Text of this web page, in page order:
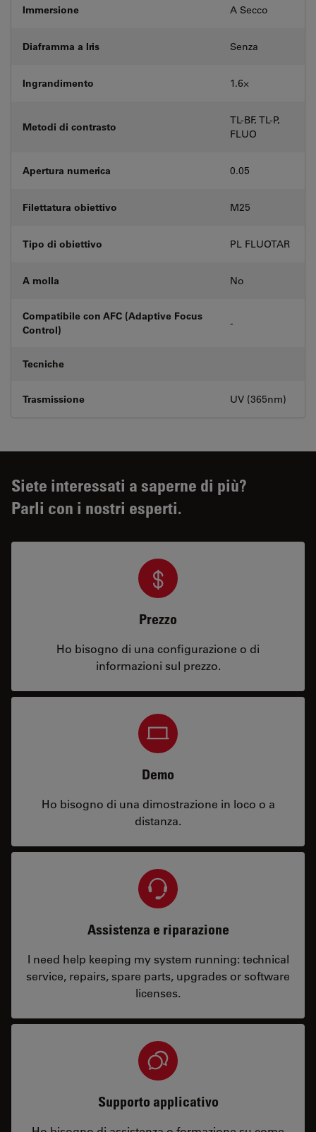
Immersione A Secco
Diaframma a Iris Senza
Ingrandimento 1.6⨉
Metodi di contrasto
TL-BF, TL-P,
FLUO
Apertura numerica 0.05
Filettatura obiettivo M25
Tipo di obiettivo PL FLUOTAR
A molla No
Compatibile con AFC (Adaptive Focus
Control)
-
Tecniche
Trasmissione UV (365nm)
Siete interessati a saperne di più?
Parli con i nostri esperti.
Prezzo
Ho bisogno di una configurazione o di
informazioni sul prezzo.
Demo
Ho bisogno di una dimostrazione in loco o a
distanza.
Assistenza e riparazione
I need help keeping my system running: technical
service, repairs, spare parts, upgrades or software
licenses.
Supporto applicativo